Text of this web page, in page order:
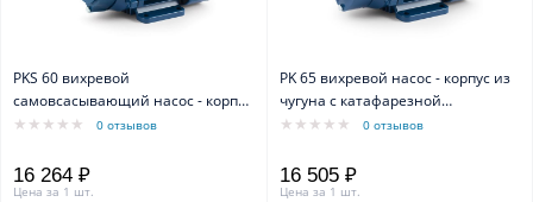
PKS 60 вихревой
самовсасывающий насос - корпус
из чугуна
0 отзывов
16 264 ₽
Цена за 1 шт.
PK 65 вихревой насос - корпус из
чугуна с катафарезной
обработкой
0 отзывов
16 505 ₽
Цена за 1 шт.